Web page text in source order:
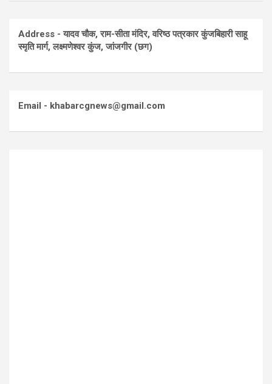
Address - यादव चौक, राम-सीता मंदिर, वरिष्ठ पत्रकार कुंजबिहारी साहू
स्मृति मार्ग, लक्ष्मणेश्वर कुंज, जांजगीर (छग)
Email - khabarcgnews@gmail.com